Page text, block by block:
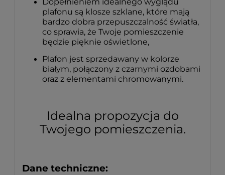
plafonu są klosze szklane, które mają
bardzo dobra przepuszczalność światła,
co sprawia, że Twoje pomieszczenie
będzie pięknie oświetlone,
Plafon jest sprzedawany w kolorze
białym, połączony z czarnymi ozdobami
oraz z elementami chromowanymi.
Idealna propozycja do
Twojego pomieszczenia.
Dane techniczne: